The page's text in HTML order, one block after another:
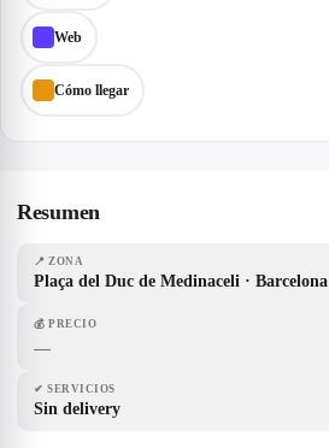
Web
Cómo llegar
Resumen
📍 ZONA
Plaça del Duc de Medinaceli · Barcelona
💰 PRECIO
—
✔ SERVICIOS
Sin delivery